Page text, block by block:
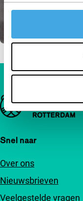
Belangrijke links
Snel naar
Over ons
Nieuwsbrieven
Veelgestelde vragen